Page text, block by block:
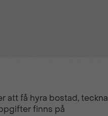
att få hyra bostad, teckna
finns på